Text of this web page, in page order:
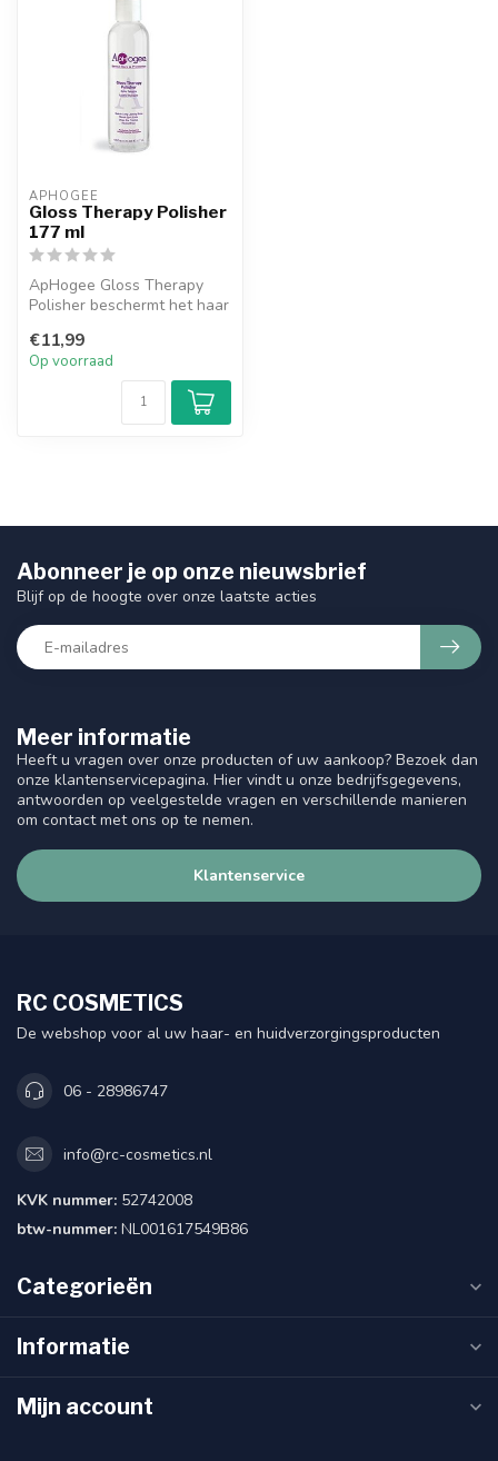
APHOGEE
Gloss Therapy Polisher
177 ml
ApHogee Gloss Therapy
Polisher beschermt het haar
kroezend ha...
€11,99
Op voorraad
Meer informatie
Heeft u vragen over onze producten of uw aankoop? Bezoek dan
onze klantenservicepagina. Hier vindt u onze bedrijfsgegevens,
antwoorden op veelgestelde vragen en verschillende manieren
om contact met ons op te nemen.
Klantenservice
Abonneer je op onze nieuwsbrief
Blijf op de hoogte over onze laatste acties
RC COSMETICS
De webshop voor al uw haar- en huidverzorgingsproducten
06 - 28986747
info@rc-cosmetics.nl
KVK nummer: 52742008
btw-nummer: NL001617549B86
Categorieën
Informatie
Mijn account